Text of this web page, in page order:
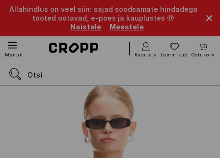
Allahindlus on veel siin: sajad soodsamate hindadega
tooted ootavad, e-poes ja kauplustes 🤑
Naistele
Meestele
Menüü Kasutaja Lemmikud Ostukorv